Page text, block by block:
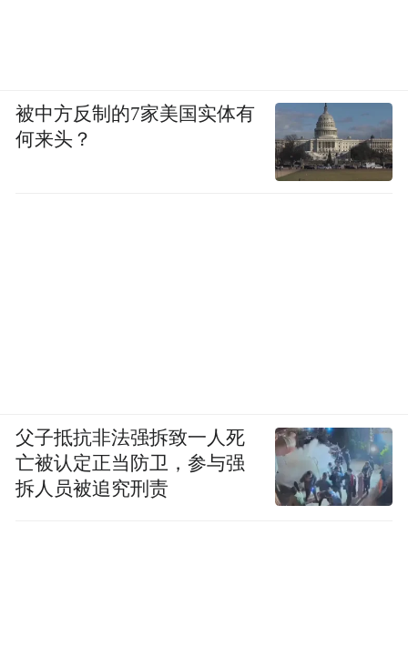
被中方反制的7家美国实体有
何来头？
父子抵抗非法强拆致一人死
亡被认定正当防卫，参与强
拆人员被追究刑责